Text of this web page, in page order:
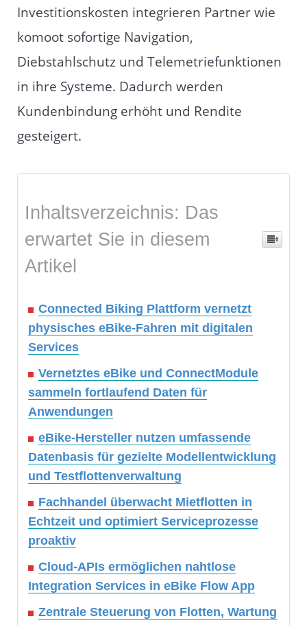
Investitionskosten integrieren Partner wie
komoot sofortige Navigation,
Diebstahlschutz und Telemetriefunktionen
in ihre Systeme. Dadurch werden
Kundenbindung erhöht und Rendite
gesteigert.
Inhaltsverzeichnis: Das
erwartet Sie in diesem
Artikel
Connected Biking Plattform vernetzt
physisches eBike-Fahren mit digitalen
Services
Vernetztes eBike und ConnectModule
sammeln fortlaufend Daten für
Anwendungen
eBike-Hersteller nutzen umfassende
Datenbasis für gezielte Modellentwicklung
und Testflottenverwaltung
Fachhandel überwacht Mietflotten in
Echtzeit und optimiert Serviceprozesse
proaktiv
Cloud-APIs ermöglichen nahtlose
Integration Services in eBike Flow App
Zentrale Steuerung von Flotten, Wartung